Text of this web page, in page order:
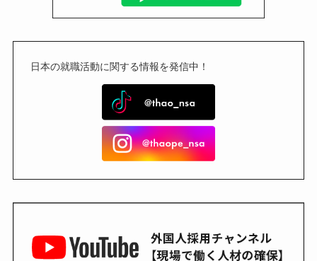
日本の就職活動に関する情報を発信中！